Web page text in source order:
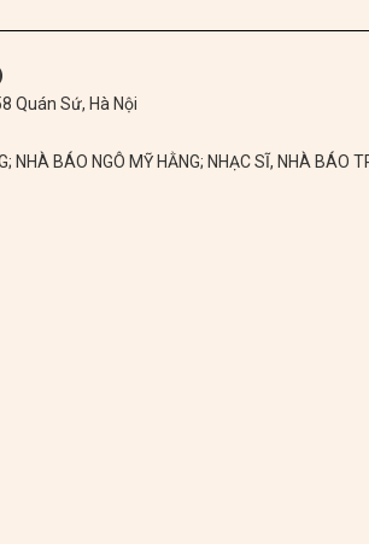
Quán Sứ, Hà Nội
BÁO NGÔ MỸ HẰNG; NHẠC SĨ, NHÀ BÁO